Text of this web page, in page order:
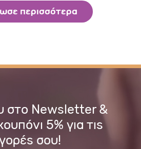
περισσότερα
στο Newsletter &
5% για τις
σου!